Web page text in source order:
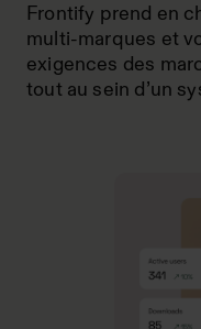
Frontify prend en
multi-marques et
exigences des
tout au sein d’un